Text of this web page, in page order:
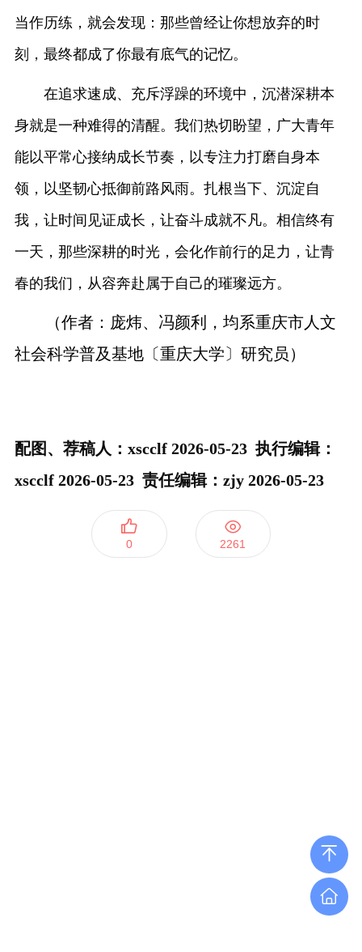
当作历练，就会发现：那些曾经让你想放弃的时
刻，最终都成了你最有底气的记忆。
在追求速成、充斥浮躁的环境中，沉潜深耕本
身就是一种难得的清醒。我们热切盼望，广大青年
能以平常心接纳成长节奏，以专注力打磨自身本
领，以坚韧心抵御前路风雨。扎根当下、沉淀自
我，让时间见证成长，让奋斗成就不凡。相信终有
一天，那些深耕的时光，会化作前行的足力，让青
春的我们，从容奔赴属于自己的璀璨远方。
（作者：庞炜、冯颜利，均系重庆市人文
社会科学普及基地〔重庆大学〕研究员）
配图、荐稿人：xscclf 2026-05-23 执行编辑：
xscclf 2026-05-23 责任编辑：zjy 2026-05-23
0 2261